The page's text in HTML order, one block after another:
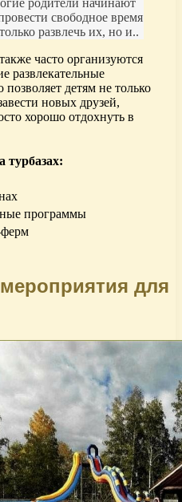
родители начинают
свободное время
развлечь их, но и..
часто организуются
развлекательные
детям не только
новых друзей,
хорошо отдохнуть в
турбазах:
программы
для